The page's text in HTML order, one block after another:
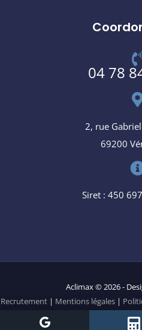
04 78
2, rue
69200
Siret : 450
Aclimax © 2026 -
Recrutement | Mentions légales |